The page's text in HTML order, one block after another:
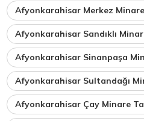
Afyonkarahisar Merkez
Afyonkarahisar Sandıklı
Afyonkarahisar Sinanpaşa
Afyonkarahisar Sultandağı
Afyonkarahisar Çay Minare